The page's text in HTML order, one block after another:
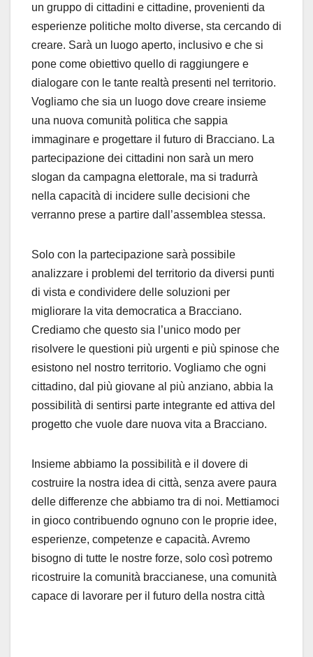
un gruppo di cittadini e cittadine, provenienti da
esperienze politiche molto diverse, sta cercando di
creare. Sarà un luogo aperto, inclusivo e che si
pone come obiettivo quello di raggiungere e
dialogare con le tante realtà presenti nel territorio.
Vogliamo che sia un luogo dove creare insieme
una nuova comunità politica che sappia
immaginare e progettare il futuro di Bracciano. La
partecipazione dei cittadini non sarà un mero
slogan da campagna elettorale, ma si tradurrà
nella capacità di incidere sulle decisioni che
verranno prese a partire dall’assemblea stessa.
Solo con la partecipazione sarà possibile
analizzare i problemi del territorio da diversi punti
di vista e condividere delle soluzioni per
migliorare la vita democratica a Bracciano.
Crediamo che questo sia l’unico modo per
risolvere le questioni più urgenti e più spinose che
esistono nel nostro territorio. Vogliamo che ogni
cittadino, dal più giovane al più anziano, abbia la
possibilità di sentirsi parte integrante ed attiva del
progetto che vuole dare nuova vita a Bracciano.
Insieme abbiamo la possibilità e il dovere di
costruire la nostra idea di città, senza avere paura
delle differenze che abbiamo tra di noi. Mettiamoci
in gioco contribuendo ognuno con le proprie idee,
esperienze, competenze e capacità. Avremo
bisogno di tutte le nostre forze, solo così potremo
ricostruire la comunità braccianese, una comunità
capace di lavorare per il futuro della nostra città